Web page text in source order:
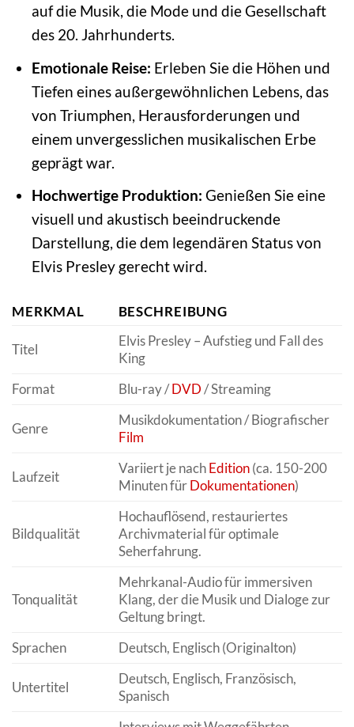
auf die Musik, die Mode und die Gesellschaft
des 20. Jahrhunderts.
Emotionale Reise: Erleben Sie die Höhen und
Tiefen eines außergewöhnlichen Lebens, das
von Triumphen, Herausforderungen und
einem unvergesslichen musikalischen Erbe
geprägt war.
Hochwertige Produktion: Genießen Sie eine
visuell und akustisch beeindruckende
Darstellung, die dem legendären Status von
Elvis Presley gerecht wird.
MERKMAL BESCHREIBUNG
Titel
Elvis Presley – Aufstieg und Fall des
King
Format
Blu-ray /DVD/ Streaming
Genre
Musikdokumentation / Biografischer
Film
Laufzeit
Variiert je nachEdition(ca. 150-200
Minuten fürDokumentationen)
Bildqualität
Hochauflösend, restauriertes
Archivmaterial für optimale
Seherfahrung.
Tonqualität
Mehrkanal-Audio für immersiven
Klang, der die Musik und Dialoge zur
Geltung bringt.
Sprachen
Deutsch, Englisch (Originalton)
Untertitel
Deutsch, Englisch, Französisch,
Spanisch